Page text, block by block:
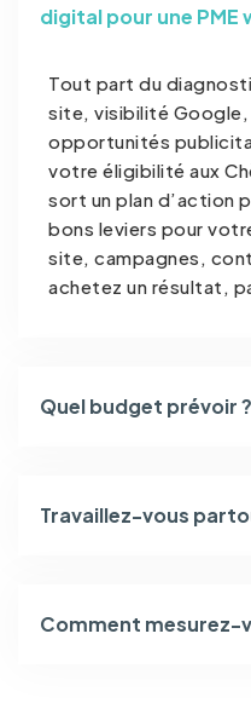
digital pour une PME
Tout part du
site, visibilité Google,
opportunités
votre éligibilité aux
sort un plan d’action
bons leviers pour
site, campagnes,
achetez un résultat,
Quel budget prévoir ?
Travaillez-vous
Comment mesurez-